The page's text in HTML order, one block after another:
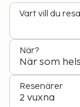
Vart vill du
När?
När som
Resenärer
2 vuxna